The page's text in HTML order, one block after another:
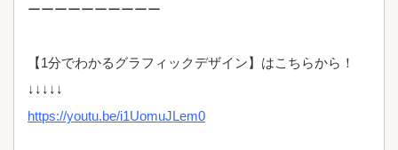
ーーーーーーーーーー
【1分でわかるグラフィックデザイン】はこちらから！
↓↓↓↓↓
https://youtu.be/i1UomuJLem0